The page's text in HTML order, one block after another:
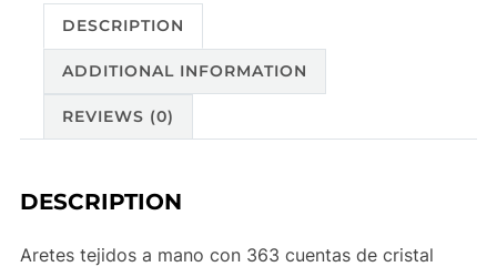
DESCRIPTION
ADDITIONAL INFORMATION
REVIEWS (0)
DESCRIPTION
Aretes tejidos a mano con 363 cuentas de cristal